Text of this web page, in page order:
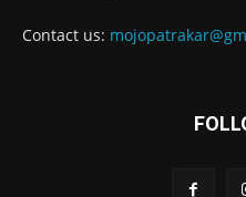
Contact us: